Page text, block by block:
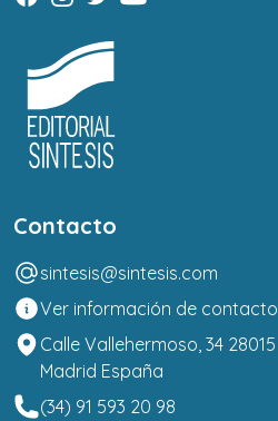
Contacto
sintesis@sintesis.com
Ver información de contacto
Calle Vallehermoso, 34 28015
Madrid España
(34) 91 593 20 98